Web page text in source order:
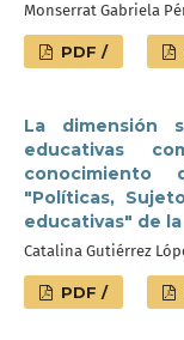
Monserrat Gabriela
PDF /
La dimensión
educativas
conocimiento
"Políticas,
educativas" de
Catalina Gutiérrez
PDF /